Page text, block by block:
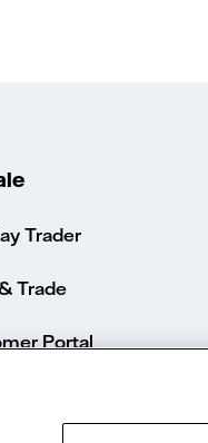
Trader
Trade
Portal